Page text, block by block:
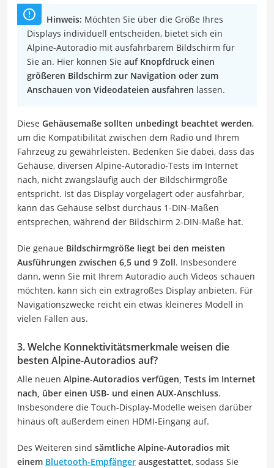
Hinweis: Möchten Sie über die Größe Ihres
Displays individuell entscheiden, bietet sich ein
Alpine-Autoradio mit ausfahrbarem Bildschirm für
Sie an. Hier können Sie auf Knopfdruck einen
größeren Bildschirm zur Navigation oder zum
Anschauen von Videodateien ausfahren lassen.
Diese Gehäusemaße sollten unbedingt beachtet werden,
um die Kompatibilität zwischen dem Radio und Ihrem
Fahrzeug zu gewährleisten. Bedenken Sie dabei, dass das
Gehäuse, diversen Alpine-Autoradio-Tests im Internet
nach, nicht zwangsläufig auch der Bildschirmgröße
entspricht. Ist das Display vorgelagert oder ausfahrbar,
kann das Gehäuse selbst durchaus 1-DIN-Maßen
entsprechen, während der Bildschirm 2-DIN-Maße hat.
Die genaue Bildschirmgröße liegt bei den meisten
Ausführungen zwischen 6,5 und 9 Zoll. Insbesondere
dann, wenn Sie mit Ihrem Autoradio auch Videos schauen
möchten, kann sich ein extragroßes Display anbieten. Für
Navigationszwecke reicht ein etwas kleineres Modell in
vielen Fällen aus.
3. Welche Konnektivitätsmerkmale weisen die
besten Alpine-Autoradios auf?
Alle neuen Alpine-Autoradios verfügen, Tests im Internet
nach, über einen USB- und einen AUX-Anschluss.
Insbesondere die Touch-Display-Modelle weisen darüber
hinaus oft außerdem einen HDMI-Eingang auf.
Des Weiteren sind sämtliche Alpine-Autoradios mit
einem Bluetooth-Empfänger ausgestattet, sodass Sie